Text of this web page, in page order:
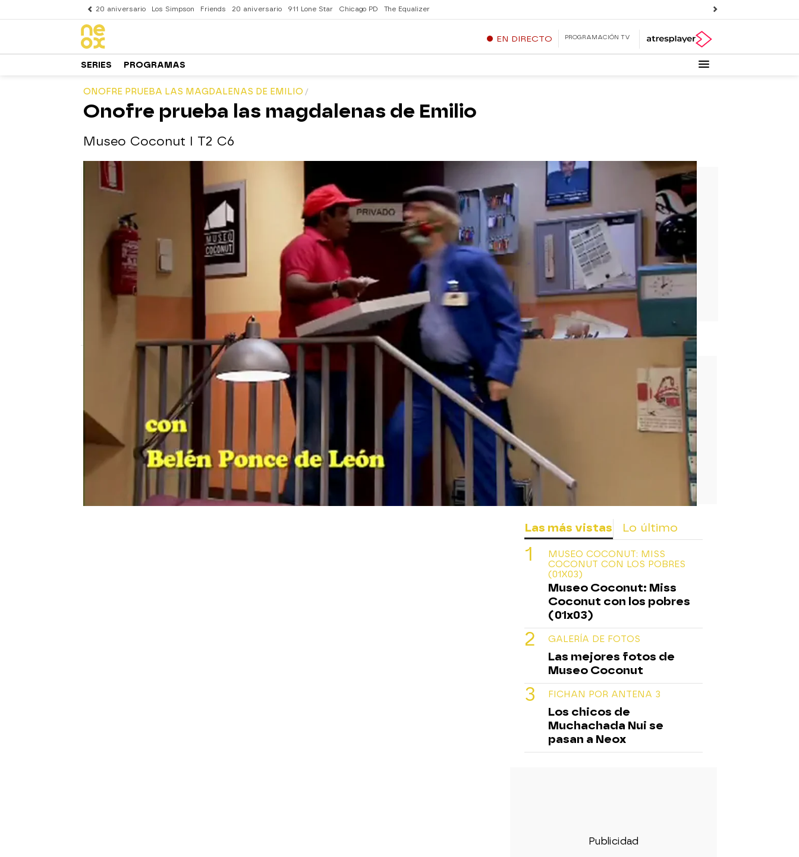
20 aniversario Los Simpson Friends 20 aniversario 911 Lone Star Chicago PD The Equalizer
EN DIRECTO PROGRAMACIÓN TV
SERIES PROGRAMAS
ONOFRE PRUEBA LAS MAGDALENAS DE EMILIO
Onofre prueba las magdalenas de Emilio
Museo Coconut I T2 C6
06 de noviembre de 2011, 23:09
WhatsappFacebook
X Flipboard
Museo Coconut I T2 C6
Museo Coconut
Las más vistas Lo último
MUSEO COCONUT: MISS
COCONUT CON LOS POBRES
(01X03)
Museo Coconut: Miss
Coconut con los pobres
(01x03)
GALERÍA DE FOTOS
Las mejores fotos de
Museo Coconut
FICHAN POR ANTENA 3
Los chicos de
Muchachada Nui se
pasan a Neox